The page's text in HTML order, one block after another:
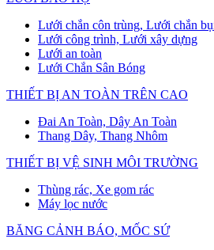
Lưới chắn côn trùng, Lưới chắn
Lưới công trình, Lưới xây dựng
Lưới an toàn
Lưới Chắn Sân Bóng
THIẾT BỊ AN TOÀN TRÊN CAO
Đai An Toàn, Dây An Toàn
Thang Dây, Thang Nhôm
THIẾT BỊ VỆ SINH MÔI TRƯỜNG
Thùng rác, Xe gom rác
Máy lọc nước
BĂNG CẢNH BÁO, MỐC SỨ